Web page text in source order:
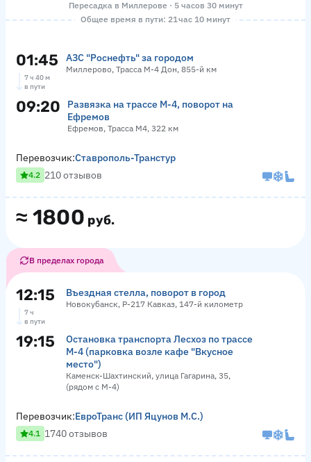
Пересадка в Миллерове · 5 часов 30 минут
Общее время в пути: 21 час 10 минут
01:45 АЗС "Роснефть" за городом
Миллерово, Трасса М-4 Дон, 855-й км
7 ч 40 м
в пути
09:20
Развязка на трассе М-4, поворот на
Ефремов
Ефремов, Трасса М4, 322 км
≈ 1800 руб.
Перевозчик:Ставрополь-Транстур
4.2 210 отзывов
В пределах города
12:15 Въездная стелла, поворот в город
Новокубанск, Р-217 Кавказ, 147-й километр
7 ч
в пути
19:15
Остановка транспорта Лесхоз по трассе
М-4 (парковка возле кафе "Вкусное
место")
Каменск-Шахтинский, улица Гагарина, 35,
(рядом с М-4)
Перевозчик:ЕвроТранс (ИП Яцунов М.С.)
4.1 1740 отзывов